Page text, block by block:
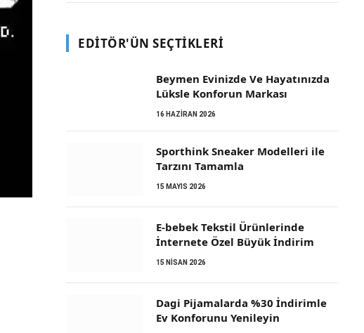
EDITÖR'ÜN SEÇTIKLERI
Beymen Evinizde Ve Hayatınızda
Lüksle Konforun Markası
16 HAZIRAN 2026
Sporthink Sneaker Modelleri ile
Tarzını Tamamla
15 MAYIS 2026
E-bebek Tekstil Ürünlerinde
İnternete Özel Büyük İndirim
15 NISAN 2026
Dagi Pijamalarda %30 İndirimle
Ev Konforunu Yenileyin